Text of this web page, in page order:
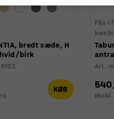
bredt sæde, H
birk
KØB
Fås i
Art.